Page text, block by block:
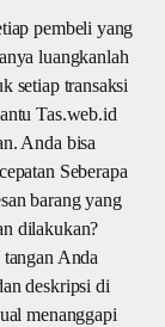
pembeli yang
luangkanlah
setiap transaksi
Tas.web.id
Anda bisa
Seberapa
barang yang
dilakukan?
Anda
deskripsi di
menanggapi